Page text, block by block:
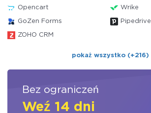
Opencart Wrike
GoZen Forms Pipedrive
ZOHO CRM
pokaż wszystko (+216)
Bez ograniczeń
Weź 14 dni